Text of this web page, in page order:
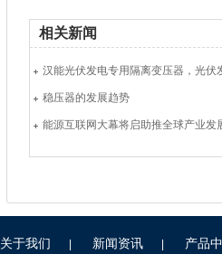
相关新闻
稳压器的发展趋势
能源互联网大幕将启助推全球产业发
关于我们 新闻资讯 产品